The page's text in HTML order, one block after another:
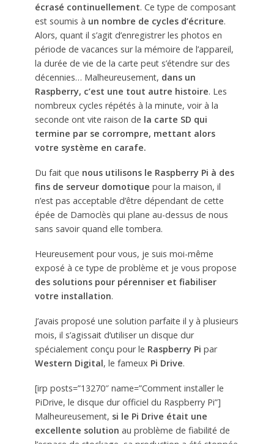
écrasé continuellement. Ce type de composant
est soumis à un nombre de cycles d’écriture.
Alors, quant il s’agit d’enregistrer les photos en
période de vacances sur la mémoire de l’appareil,
la durée de vie de la carte peut s’étendre sur des
décennies… Malheureusement, dans un
Raspberry, c’est une tout autre histoire. Les
nombreux cycles répétés à la minute, voir à la
seconde ont vite raison de la carte SD qui
termine par se corrompre, mettant alors
votre système en carafe.
Du fait que nous utilisons le Raspberry Pi à des
fins de serveur domotique pour la maison, il
n’est pas acceptable d’être dépendant de cette
épée de Damoclès qui plane au-dessus de nous
sans savoir quand elle tombera.
Heureusement pour vous, je suis moi-même
exposé à ce type de problème et je vous propose
des solutions pour pérenniser et fiabiliser
votre installation.
J’avais proposé une solution parfaite il y à plusieurs
mois, il s’agissait d’utiliser un disque dur
spécialement conçu pour le Raspberry Pi par
Western Digital, le fameux Pi Drive.
[irp posts=”13270″ name=”Comment installer le
PiDrive, le disque dur officiel du Raspberry Pi”]
Malheureusement, si le Pi Drive était une
excellente solution au problème de fiabilité de